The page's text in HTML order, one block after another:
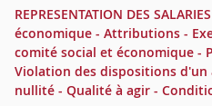
REPRESENTATION DES
économique - Attributions -
comité social et économique -
Violation des dispositions
nullité - Qualité à agir -